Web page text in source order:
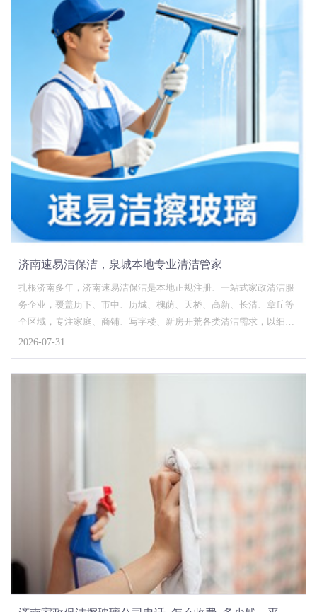
济南速易洁保洁，泉城本地专业清洁管家
扎根济南多年，济南速易洁保洁是本地正规注册、一站式家政清洁服
务企业，覆盖历下、市中、历城、槐荫、天桥、高新、长清、章丘等
全区域，专注家庭、商铺、写字楼、新房开荒各类清洁需求，以细致
工艺、透明定价、贴心...
2026-07-31